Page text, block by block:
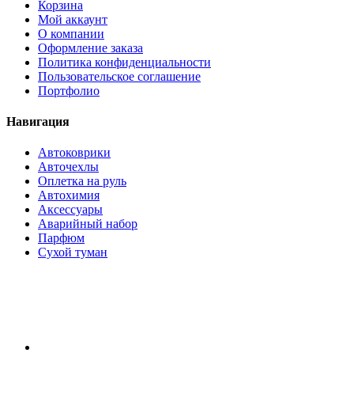
Корзина
Мой аккаунт
О компании
Оформление заказа
Политика конфиденциальности
Пользовательское соглашение
Портфолио
Навигация
Автоковрики
Авточехлы
Оплетка на руль
Автохимия
Аксессуары
Аварийный набор
Парфюм
Сухой туман